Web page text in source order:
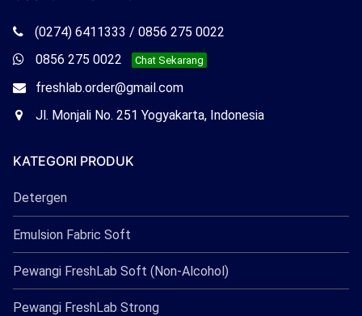
Telepon
Freshlab
(0274) 6411333 / 0856 275 0022
Whatsapp
Freshlab
0856 275 0022 Chat Sekarang
Email
Freshlab
freshlab.order@gmail.com
OfficeJl. Monjali No. 251 Yogyakarta, Indonesia
KATEGORI PRODUK
Detergen
Emulsion Fabric Soft
Pewangi FreshLab Soft (Non-Alcohol)
Pewangi FreshLab Strong